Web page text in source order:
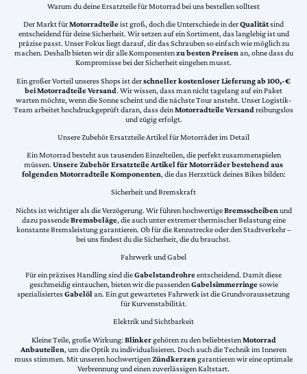
Warum du deine Ersatzteile für Motorrad bei uns bestellen solltest
Der Markt fürMotorradteileist groß, doch die Unterschiede in derQualitätsind
entscheidend für deine Sicherheit. Wir setzen auf ein Sortiment, das langlebig ist und
präzise passt. Unser Fokus liegt darauf, dir das Schrauben so einfach wie möglich zu
machen. Deshalb bieten wir dir alle Komponentenzu besten Preisenan, ohne dass du
Kompromisse bei der Sicherheit eingehen musst.
Ein großer Vorteil unseres Shops ist derschneller kostenloser Lieferung ab 100,-€
bei Motorradteile Versand. Wir wissen, dass man nicht tagelang auf ein Paket
warten möchte, wenn die Sonne scheint und die nächste Tour ansteht. Unser Logistik-
Team arbeitet hochdruckgeprüft daran, dass deinMotorradteile Versand reibungslos
und zügig erfolgt.
Unsere Zubehör Ersatzteile Artikel für Motorräder im Detail
Ein Motorrad besteht aus tausenden Einzelteilen, die perfekt zusammenspielen
müssen. Unsere Zubehör Ersatzteile Artikel für Motorräder bestehend aus
folgenden Motorradteile Komponenten, die das Herzstück deines Bikes bilden:
Sicherheit und Bremskraft
Nichts ist wichtiger als die Verzögerung. Wir führen hochwertigeBremsscheiben und
dazu passendeBremsbeläge, die auch unter extremer thermischer Belastung eine
konstante Bremsleistung garantieren. Ob für die Rennstrecke oder den Stadtverkehr –
bei uns findest du die Sicherheit, die du brauchst.
Fahrwerk und Gabel
Für ein präzises Handling sind dieGabelstandrohreentscheidend. Damit diese
geschmeidig eintauchen, bieten wir die passendenGabelsimmerringesowie
spezialisiertesGabelölan. Ein gut gewartetes Fahrwerk ist die Grundvoraussetzung
für Kurvenstabilität.
Elektrik und Sichtbarkeit
Kleine Teile, große Wirkung: Blinkergehören zu den beliebtestenMotorrad
Anbauteilen, um die Optik zu individualisieren. Doch auch die Technik im Inneren
muss stimmen. Mit unseren hochwertigenZündkerzen garantieren wir eine optimale
Verbrennung und einen zuverlässigen Kaltstart.